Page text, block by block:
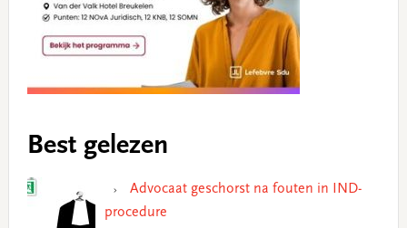
Best gelezen
Advocaat geschorst na fouten in IND-
procedure